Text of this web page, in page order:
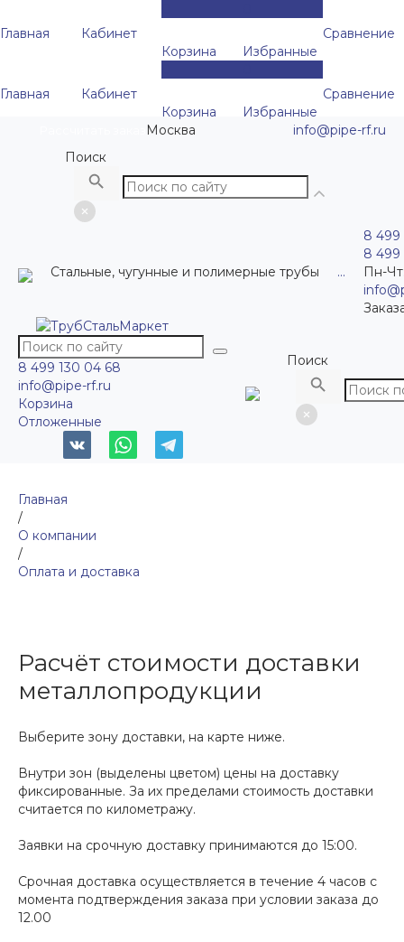
Главная Кабинет
Корзина Избранные
Сравнение
Главная Кабинет
Корзина Избранные
Сравнение
Москва
info@pipe-rf.ru
Поиск
Стальные, чугунные и полимерные трубы ...
8 499
8 499
Пн-
8 499 130 04 68
info@pipe-rf.ru
Корзина
Отложенные
Поиск
Главная
/
О компании
/
Оплата и доставка
Расчёт стоимости доставки
металлопродукции
Выберите зону доставки, на карте ниже.
Внутри зон (выделены цветом) цены на доставку
фиксированные. За их пределами стоимость доставки
считается по километражу.
Заявки на срочную доставку принимаются до 15:00.
Срочная доставка осуществляется в течение 4 часов с
момента подтверждения заказа при условии заказа до
12.00